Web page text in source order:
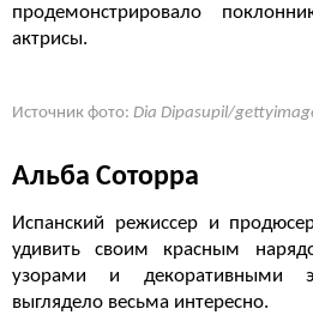
продемонстрировало
актрисы.
Источник фото: Dia Dipasupil/
Альба Соторра
Испанский режиссер и
удивить своим красным
узорами и декоративными
выглядело весьма интересно.